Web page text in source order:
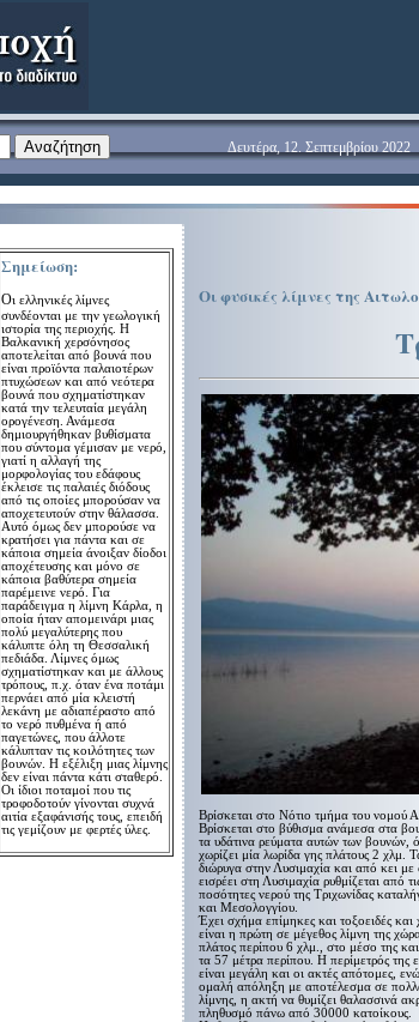
Δευτέρα, 12. Σεπτεμβρίου 2022
Σημείωση:
Oι ελληνικές λίμνες
συνδέονται με την γεωλογική
ιστορία της περιοχής. Η
Βαλκανική χερσόνησος
αποτελείται από βουνά που
είναι προϊόντα παλαιοτέρων
πτυχώσεων και από νεότερα
βουνά που σχηματίστηκαν
κατά την τελευταία μεγάλη
ορογένεση. Ανάμεσα
δημιουργήθηκαν βυθίσματα
που σύντομα γέμισαν με νερό,
γιατί η αλλαγή της
μορφολογίας του εδάφους
έκλεισε τις παλαιές διόδους
από τις οποίες μπορούσαν να
αποχετευτούν στην θάλασσα.
Αυτό όμως δεν μπορούσε να
κρατήσει για πάντα και σε
κάποια σημεία άνοιξαν δίοδοι
αποχέτευσης και μόνο σε
κάποια βαθύτερα σημεία
παρέμεινε νερό. Για
παράδειγμα η λίμνη Κάρλα, η
οποία ήταν απομεινάρι μιας
πολύ μεγαλύτερης που
κάλυπτε όλη τη Θεσσαλική
πεδιάδα. Λίμνες όμως
σχηματίστηκαν και με άλλους
τρόπους, π.χ. όταν ένα ποτάμι
περνάει από μία κλειστή
λεκάνη με αδιαπέραστο από
το νερό πυθμένα ή από
παγετώνες, που άλλοτε
κάλυπταν τις κοιλότητες των
βουνών. Η εξέλιξη μιας λίμνης
δεν είναι πάντα κάτι σταθερό.
Οι ίδιοι ποταμοί που τις
τροφοδοτούν γίνονται συχνά
αιτία εξαφάνισής τους, επειδή
τις γεμίζουν με φερτές ύλες.
Οι φυσικές λίμνες της
Βρίσκεται στο Νότιο τμήμα του νομού
Βρίσκεται στο βύθισμα ανάμεσα στα
τα υδάτινα ρεύματα αυτών των βουνών,
χωρίζει μία λωρίδα γης πλάτους 2 χλμ.
διώρυγα στην Λυσιμαχία και από κει
εισρέει στη Λυσιμαχία ρυθμίζεται από
ποσότητες νερού της Τριχωνίδας
και Μεσολογγίου.
Έχει σχήμα επίμηκες και τοξοειδές και
είναι η πρώτη σε μέγεθος λίμνη της
πλάτος περίπου 6 χλμ., στο μέσο της
τα 57 μέτρα περίπου. Η περίμετρός
είναι μεγάλη και οι ακτές απότομες,
ομαλή απόληξη με αποτέλεσμα σε
λίμνης, η ακτή να θυμίζει θαλασσινά
πληθυσμό πάνω από 30000 κατοίκους.